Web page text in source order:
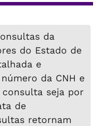
da
do Estado de
e
da CNH e
consulta seja por
de
retornam